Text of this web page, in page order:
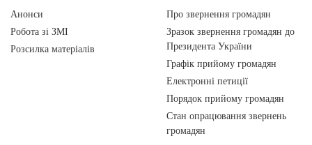
Анонси
Робота зі ЗМІ
Розсилка матеріалів
Про звернення громадян
Зразок звернення громадян до
Президента України
Графік прийому громадян
Електронні петиції
Порядок прийому громадян
Стан опрацювання звернень
громадян